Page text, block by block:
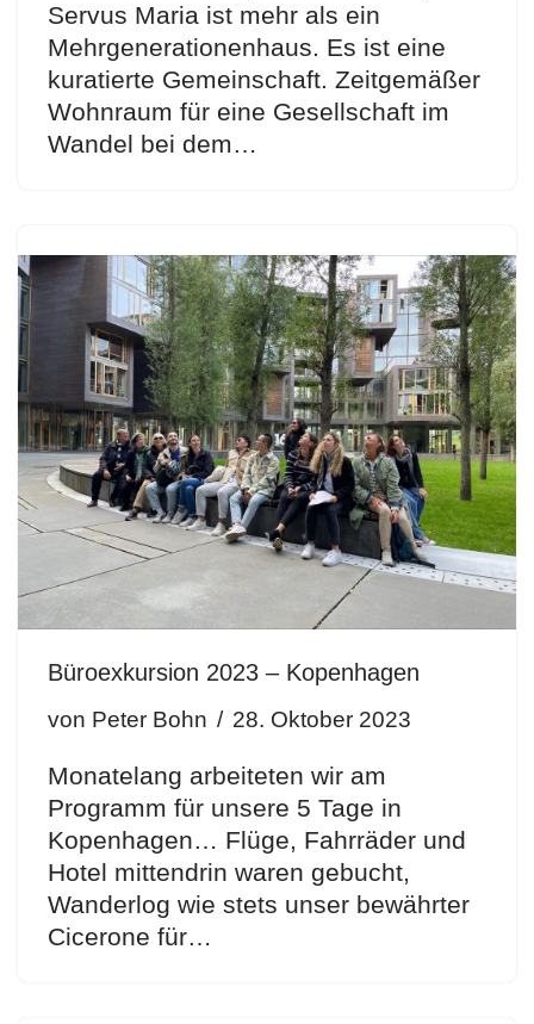
Servus Maria ist mehr als ein
Mehrgenerationenhaus. Es ist eine
kuratierte Gemeinschaft. Zeitgemäßer
Wohnraum für eine Gesellschaft im
Wandel bei dem…
Büroexkursion 2023 – Kopenhagen
von Peter Bohn 28. Oktober 2023
Monatelang arbeiteten wir am
Programm für unsere 5 Tage in
Kopenhagen… Flüge, Fahrräder und
Hotel mittendrin waren gebucht,
Wanderlog wie stets unser bewährter
Cicerone für…